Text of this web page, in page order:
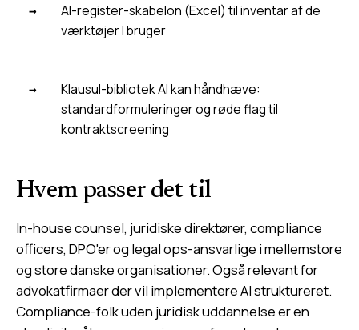
AI-register-skabelon (Excel) til inventar af de
værktøjer I bruger
Klausul-bibliotek AI kan håndhæve:
standardformuleringer og røde flag til
kontraktscreening
Hvem passer det til
In-house counsel, juridiske direktører, compliance
officers, DPO'er og legal ops-ansvarlige i mellemstore
og store danske organisationer. Også relevant for
advokatfirmaer der vil implementere AI struktureret.
Compliance-folk uden juridisk uddannelse er en